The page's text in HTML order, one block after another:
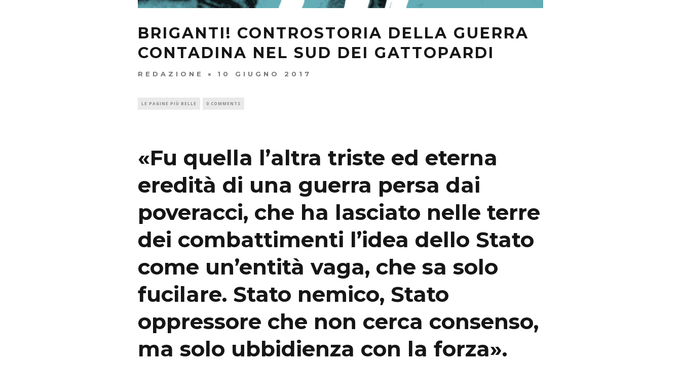
BRIGANTI! CONTROSTORIA DELLA GUERRA
CONTADINA NEL SUD DEI GATTOPARDI
REDAZIONE 10 GIUGNO 2017
LE PAGINE PIÙ BELLE 0 COMMENTS
«Fu quella l’altra triste ed eterna
eredità di una guerra persa dai
poveracci, che ha lasciato nelle terre
dei combattimenti l’idea dello Stato
come un’entità vaga, che sa solo
fucilare. Stato nemico, Stato
oppressore che non cerca consenso,
ma solo ubbidienza con la forza».